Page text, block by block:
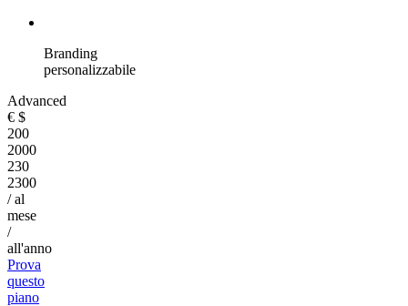
Branding
personalizzabile
Advanced
€ $
200
2000
230
2300
/ al
mese
/
all'anno
Prova
questo
piano